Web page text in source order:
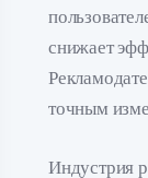
снижает
точным
Индустрия